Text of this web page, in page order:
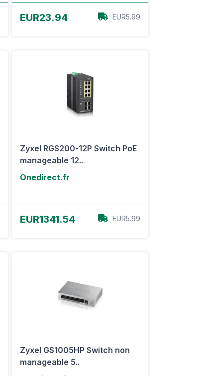
EUR23.94 EUR5.99
Zyxel RGS200-12P Switch PoE
manageable 12..
Onedirect.fr
EUR1341.54 EUR5.99
Zyxel GS1005HP Switch non
manageable 5..